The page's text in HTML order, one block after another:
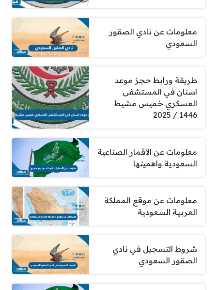
معلومات عن نادي الصقور
السعودي
طريقة ورابط حجز موعد
اسنان في المستشفى
العسكري خميس مشيط
1446 / 2025
معلومات عن الأقمار الصناعية
السعودية واهميتها
معلومات عن موقع المملكة
العربية السعودية
شروط التسجيل في نادي
الصقور السعودي